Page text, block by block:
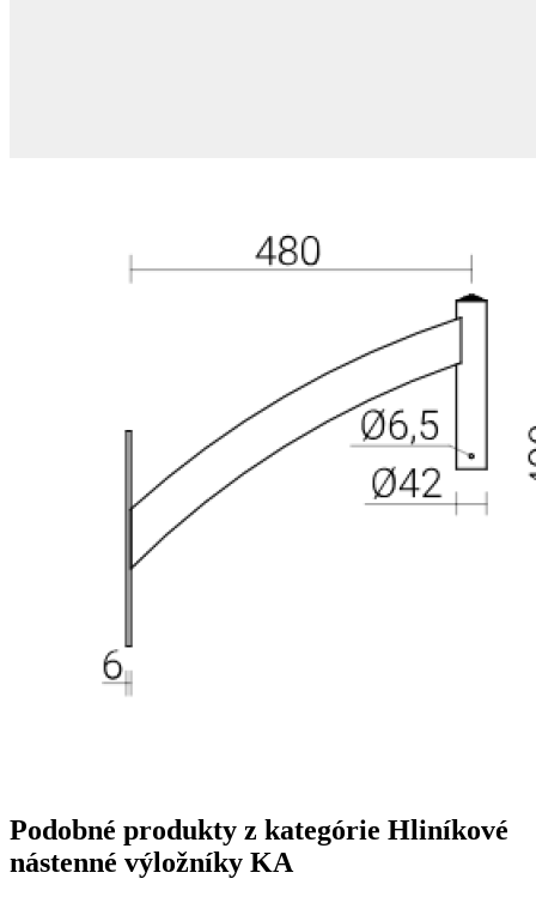
Podobné produkty z kategórie Hliníkové
nástenné výložníky KA